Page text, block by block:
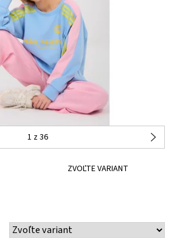
1 z 36
ZVOĽTE VARIANT